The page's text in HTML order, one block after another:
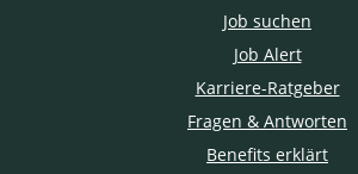
Job suchen
Job Alert
Karriere-Ratgeber
Fragen & Antworten
Benefits erklärt